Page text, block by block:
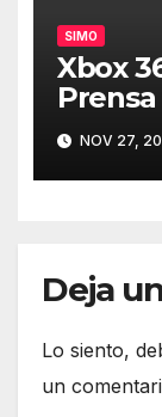
SIMO
Xbox
Prensa
NOV 27,
Deja
Lo siento,
un